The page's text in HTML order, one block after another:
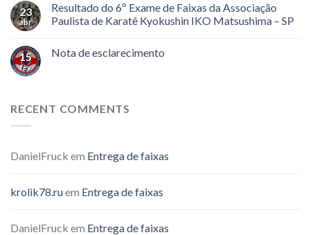
23
abr
Resultado do 6º Exame de Faixas da Associação
Paulista de Karatê Kyokushin IKO Matsushima – SP
15
fev
Nota de esclarecimento
RECENT COMMENTS
DanielFruck em Entrega de faixas
krolik78.ruem Entrega de faixas
DanielFruck em Entrega de faixas